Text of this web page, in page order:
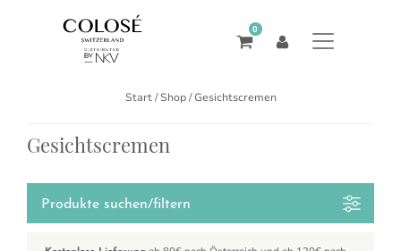
0
Start/Shop/ Gesichtscremen
Gesichtscremen
Produkte suchen/filtern